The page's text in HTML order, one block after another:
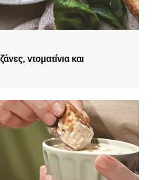
ντοματίνια και